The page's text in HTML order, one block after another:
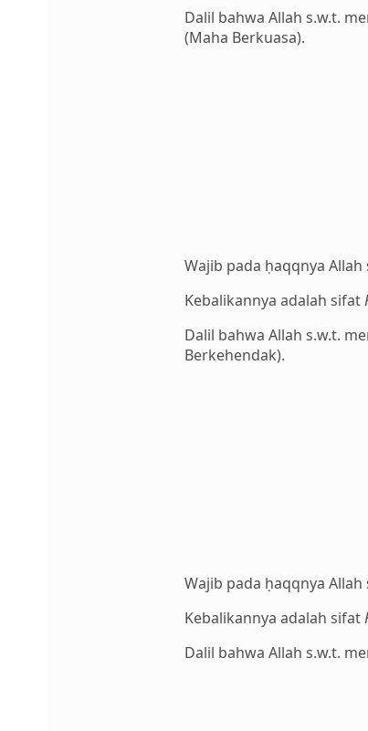
Dalil bahwa Allah s.w.t.
(Maha Berkuasa).
Wajib pada ḥaqqnya Allah
Kebalikannya adalah sifat
Dalil bahwa Allah s.w.t.
Berkehendak).
Wajib pada ḥaqqnya Allah
Kebalikannya adalah sifat
Dalil bahwa Allah s.w.t.